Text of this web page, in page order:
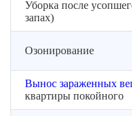
Уборка после
запах)
Озонирование
Вынос зараженных
квартиры покойного